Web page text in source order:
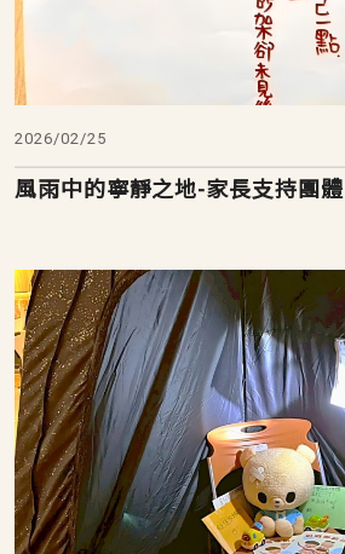
2026/02/25
風雨中的寧靜之地-家長支持團體